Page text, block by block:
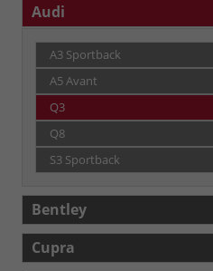
Audi
A3 Sportback
A5 Avant
Q3
Q8
S3 Sportback
Bentley
Cupra